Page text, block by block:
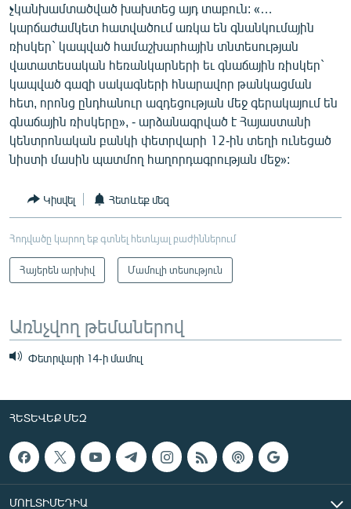
չկանխամտածված խախտեց այդ տաբուն: «…
կարճաժամկետ հատվածում առկա են գնանկումային
ռիսկեր` կապված համաշխարհային տնտեսության
վատատեսական հեռանկարների եւ գնաճային ռիսկեր`
կապված գազի սակագների հնարավոր թանկացման
հետ, որոնց ընդհանուր ազդեցության մեջ գերակայում են
գնաճային ռիսկերը», - արձանագրված է Հայաստանի
կենտրոնական բանկի փետրվարի 12-ին տեղի ունեցած
նիստի մասին պատմող հաղորդագրության մեջ»:
Կիսվել Հետևեք մեզ
Հոդվածը կարող եք գտնել հետևյալ բաժիններում
Հայերեն արխիվ Մամուլի տեսություն
Առնչվող թեմաներով
Փետրվարի 14-ի մամուլ
ՀԵՏԵՎԵՔ ՄԵԶ
ՄՈՒԼՏԻՄԵԴԻԱ